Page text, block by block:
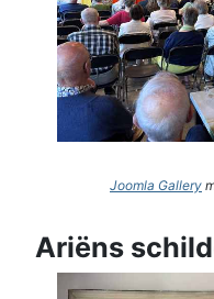
Joomla Gallery
Ariëns